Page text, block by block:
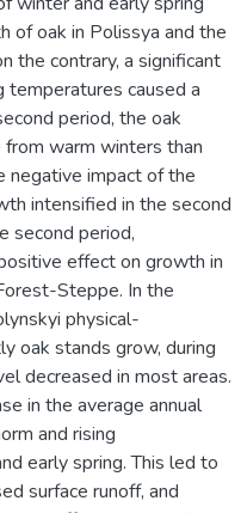
of oak in Polissya and the
the contrary, a significant
temperatures caused a
period, the oak
warm winters than
negative impact of the
intensified in the second
second period,
effect on growth in
Steppe. In the
physical-
oak stands grow, during
decreased in most areas.
in the average annual
and rising
early spring. This led to
surface runoff, and